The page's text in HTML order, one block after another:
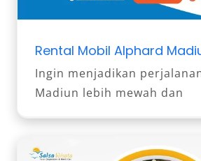
Rental Mobil Alphard
Ingin menjadikan
Madiun lebih mewah dan